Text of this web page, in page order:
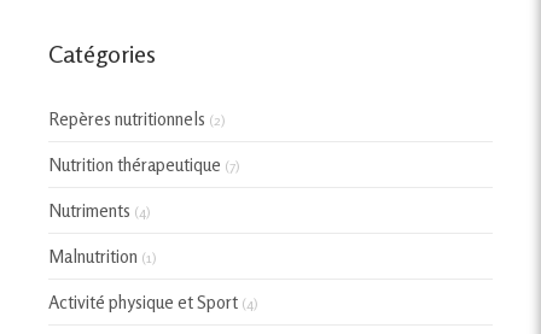
Catégories
Repères nutritionnels (2)
Nutrition thérapeutique (7)
Nutriments (4)
Malnutrition (1)
Activité physique et Sport (4)